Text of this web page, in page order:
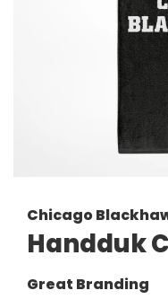
Chicago
Handduk
Great Branding